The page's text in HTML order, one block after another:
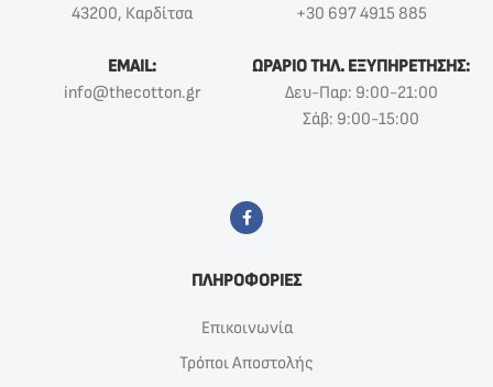
43200, Καρδίτσα
+30 697 4915 885
EMAIL:
info@thecotton.gr
ΩΡΑΡΙΟ ΤΗΛ. ΕΞΥΠΗΡΕΤΗΣΗΣ:
Δευ-Παρ: 9:00-21:00
Σάβ: 9:00-15:00
ΠΛΗΡΟΦΟΡΙΕΣ
Επικοινωνία
Τρόποι Αποστολής